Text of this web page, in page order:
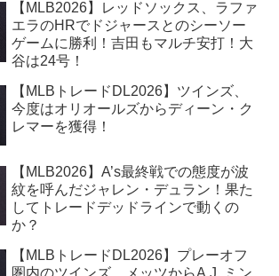
【MLB2026】レッドソックス、ラファ
エラのHRでドジャースとのシーソー
ゲームに勝利！吉田もマルチ安打！大
谷は24号！
【MLBトレードDL2026】ツインズ、
今度はオリオールズからディーン・ク
レマーを獲得！
【MLB2026】A’s最終戦での態度が波
紋を呼んだジャレン・デュラン！果た
してトレードデッドラインで動くの
か？
【MLBトレードDL2026】プレーオフ
圏内のツインズ、メッツからA.J. ミン